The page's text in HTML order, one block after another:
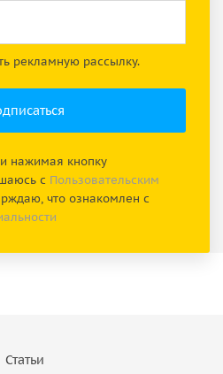
рекламную рассылку.
нажимая кнопку
с Пользовательским
что ознакомлен с
Статьи